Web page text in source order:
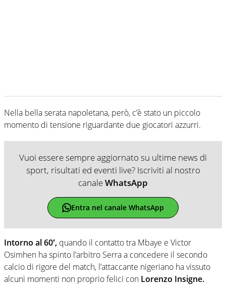
Nella bella serata napoletana, però, c’è stato un piccolo
momento di tensione riguardante due giocatori azzurri.
Vuoi essere sempre aggiornato su ultime news di
sport, risultati ed eventi live? Iscriviti al nostro
canaleWhatsApp
Entra nel canale WhatsApp
Intorno al 60′, quando il contatto tra Mbaye e Victor
Osimhen ha spinto l’arbitro Serra a concedere il secondo
calcio di rigore del match, l’attaccante nigeriano ha vissuto
alcuni momenti non proprio felici con Lorenzo Insigne.